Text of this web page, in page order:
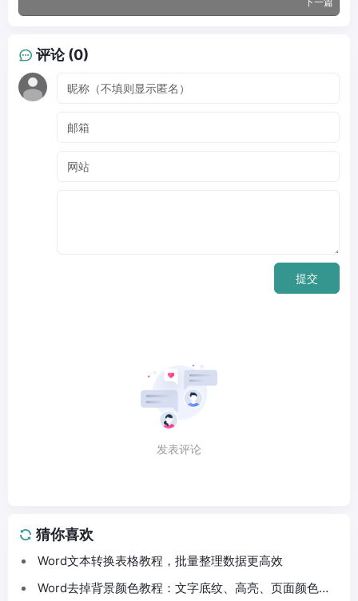
评论 (0)
提交
发表评论
猜你喜欢
Word文本转换表格教程，批量整理数据更高效
Word去掉背景颜色教程：文字底纹、高亮、页面颜色这